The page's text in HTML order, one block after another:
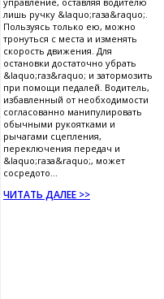
лишь ручку &laquo;газа&raquo;.
Пользуясь только ею, можно
тронуться с места и изменять
скорость движения. Для
остановки достаточно убрать
&laquo;газ&raquo; и затормозить
при помощи педалей. Водитель,
избавленный от необходимости
согласованно манипулировать
обычными рукоятками и
рычагами сцепления,
переключения передач и
&laquo;газа&raquo;, может
сосредото...
ЧИТАТЬ ДАЛЕЕ >>